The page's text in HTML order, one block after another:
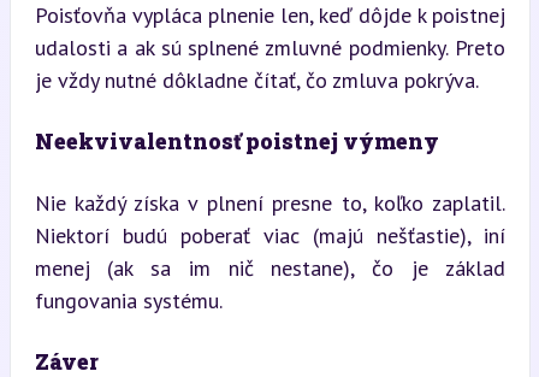
Poisťovňa vypláca plnenie len, keď dôjde k poistnej
udalosti a ak sú splnené zmluvné podmienky. Preto
je vždy nutné dôkladne čítať, čo zmluva pokrýva.
Neekvivalentnosť poistnej výmeny
Nie každý získa v plnení presne to, koľko zaplatil.
Niektorí budú poberať viac (majú nešťastie), iní
menej (ak sa im nič nestane), čo je základ
fungovania systému.
Záver